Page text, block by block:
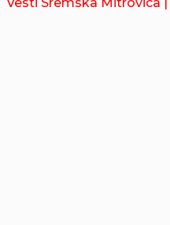
Vesti Sremska Mitrovica